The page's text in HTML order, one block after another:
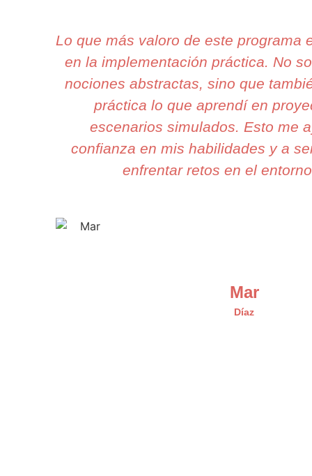
Lo que más valoro de este programa
en la implementación práctica. No
nociones abstractas, sino que
práctica lo que aprendí en
escenarios simulados. Esto me
confianza en mis habilidades y a
enfrentar retos en el
Mar
Díaz